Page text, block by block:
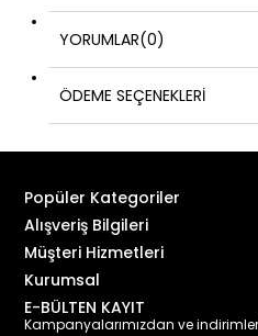
YORUMLAR(0)
ÖDEME SEÇENEKLERI
Popüler Kategoriler
Alışveriş Bilgileri
Müşteri Hizmetleri
Kurumsal
E-BÜLTEN KAYIT
Kampanyalarımızdan ve